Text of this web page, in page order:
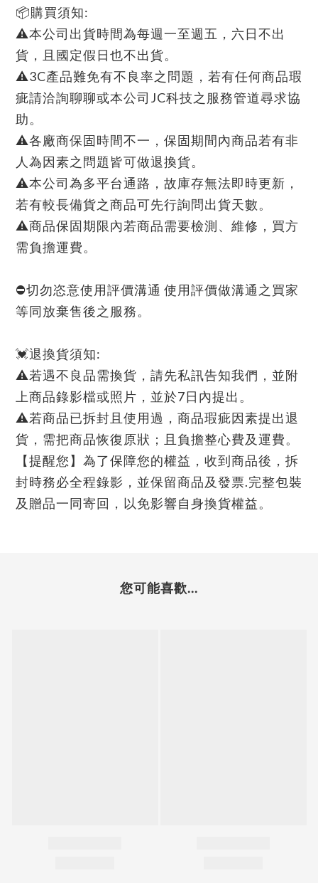
📦購買須知:
⚠本公司出貨時間為每週一至週五，六日不出
貨，且國定假日也不出貨。
⚠3C產品難免有不良率之問題，若有任何商品瑕
疵請洽詢聊聊或本公司JC科技之服務管道尋求協
助。
⚠各廠商保固時間不一，保固期間內商品若有非
人為因素之問題皆可做退換貨。
⚠本公司為多平台通路，故庫存無法即時更新，
若有較長備貨之商品可先行詢問出貨天數。
⚠商品保固期限內若商品需要檢測、維修，買方
需負擔運費。
⛔切勿恣意使用評價溝通 使用評價做溝通之買家
等同放棄售後之服務。
💓退換貨須知:
⚠若遇不良品需換貨，請先私訊告知我們，並附
上商品錄影檔或照片，並於7日內提出。
⚠若商品已拆封且使用過，商品瑕疵因素提出退
貨，需把商品恢復原狀；且負擔整心費及運費。
【提醒您】為了保障您的權益，收到商品後，拆
封時務必全程錄影，並保留商品及發票.完整包裝
及贈品一同寄回，以免影響自身換貨權益。
您可能喜歡...